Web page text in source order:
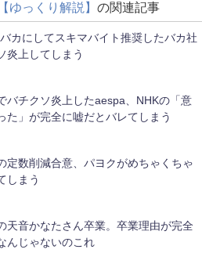
ゆっくり解説】 の関連記事
カにしてスキマバイト推奨したバカ社
炎上してしまう
バチクソ炎上したaespa、NHKの「意
た」が完全に嘘だとバレてしまう
定数削減合意、パヨクがめちゃくちゃ
しまう
天音かなたさん卒業。卒業理由が完全
んじゃないのこれ